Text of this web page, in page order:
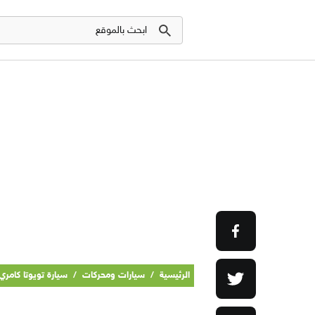
الرئيسية / سيارات ومحركات / سيارة تويوتا كامري